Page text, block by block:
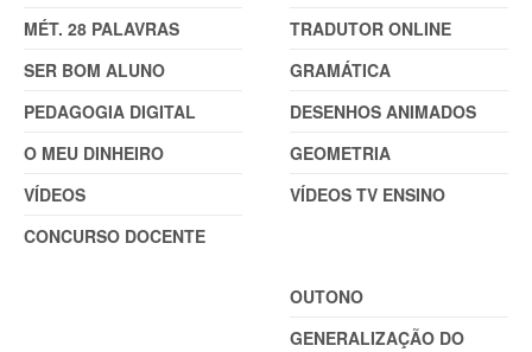
MÉT. 28 PALAVRAS
SER BOM ALUNO
PEDAGOGIA DIGITAL
O MEU DINHEIRO
VÍDEOS
CONCURSO DOCENTE
TRADUTOR ONLINE
GRAMÁTICA
DESENHOS ANIMADOS
GEOMETRIA
VÍDEOS TV ENSINO
OUTONO
GENERALIZAÇÃO DO